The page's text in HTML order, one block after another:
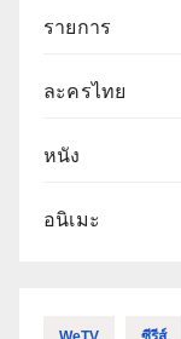
รายการ
ละครไทย
หนัง
อนิเมะ